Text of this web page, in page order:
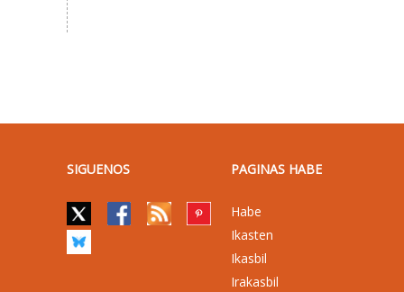
SIGUENOS PAGINAS HABE
Habe
Ikasten
Ikasbil
Irakasbil